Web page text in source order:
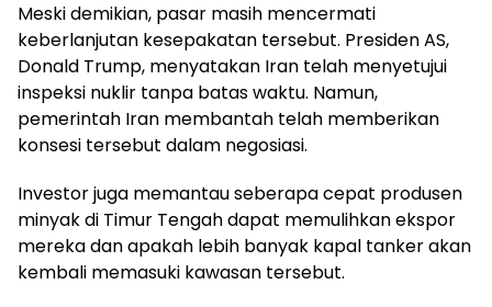
Meski demikian, pasar masih mencermati
keberlanjutan kesepakatan tersebut. Presiden AS,
Donald Trump, menyatakan Iran telah menyetujui
inspeksi nuklir tanpa batas waktu. Namun,
pemerintah Iran membantah telah memberikan
konsesi tersebut dalam negosiasi.
Investor juga memantau seberapa cepat produsen
minyak di Timur Tengah dapat memulihkan ekspor
mereka dan apakah lebih banyak kapal tanker akan
kembali memasuki kawasan tersebut.